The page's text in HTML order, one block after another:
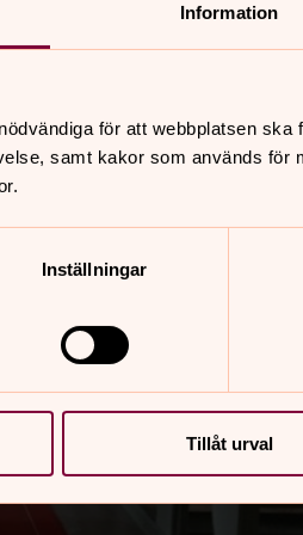
Information
för att webbplatsen
samt kakor som används för
Inställningar
Tillåt urval